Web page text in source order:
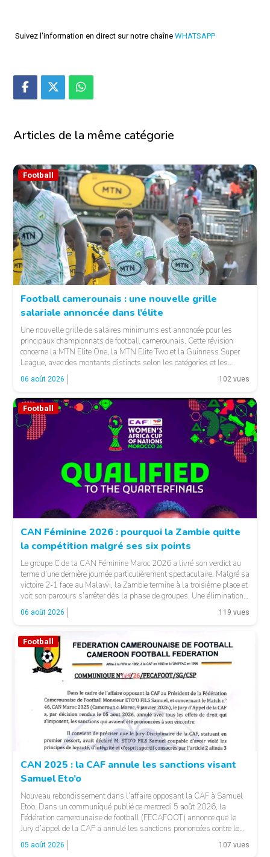
Suivez l'information en direct sur notre chaîne WHATSAPP
Articles de la même catégorie
Football
Football camerounais : une nouvelle grille
salariale annoncée dans l’élite
Une nouvelle grille de salaires minimums est annoncée pour les
principaux championnats de football camerounais. Cette révision
concerne la MTN Elite One, la MTN Elite Two et la Guinness Super
League, avec des montants distincts selon les catégories et les
fonctions. LA SUITE APRÈS LA PUBLICITÉ Selon les informations
relayées par Allez Les Lions, […]
06 août 2026 102 vues
Football
CAN Féminine 2026 : pourquoi la Zambie quitte
la compétition malgré ses six points
Le groupe C de la CAN Féminine Maroc 2026 a livré son verdict au
terme d’une dernière journée particulièrement spectaculaire. Malgré sa
victoire 2-1 face au Malawi, la Zambie termine à la troisième place et
voit son parcours s’arrêter dès la phase de groupes. Une élimination
qui peut surprendre au regard du classement général : […]
06 août 2026 119 vues
Football
CAN 2025 : la CAF annule les sanctions visant
Samuel Eto’o
Nouveau rebondissement dans l’affaire opposant la CAF à Samuel
Eto’o. Dans un communiqué publié ce mercredi 5 août 2026, la
Fédération camerounaise de football (FECAFOOT) annonce que le
Jury d’appel de la CAF a annulé les sanctions prononcées contre le
président de la fédération camerounaise. Le dossier concernait les
incidents survenus lors du match Cameroun-Maroc […]
05 août 2026 107 vues